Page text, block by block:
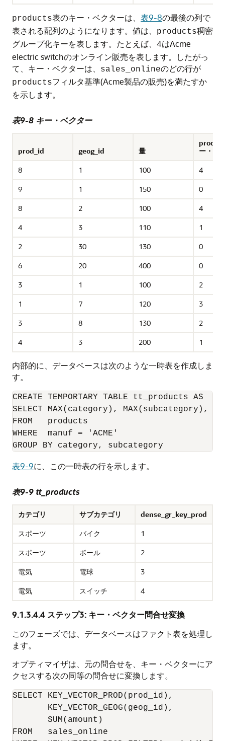
products表のキー・ベクターは、 表9-8の最後の列で
表される配列のようになります。値は、
products稠密
グループ化キーを表します。たとえば、 4はAcme
electric switchのオンライン販売を表します。したがっ
て、キー・ベクターは、
sales_onlineのどの行が
productsフィルタ基準(Acme製品の販売)を満たすか
を示します。
表9-8 キー・ベクター
prod_id geog_id 量
ー・ベ
8
1 100
4
9
1 150
0
8
2 100
4
4
3 110
1
2
30 130
0
6
20 400
0
3
1 100
2
1
7 120
3
3
8 130
2
4
3 200 1
内部的に、データベースは次のような一時表を作成しま
す。
CREATE TEMPORTARY TABLE tt_products AS
SELECT MAX(category), MAX(subcategory),
FROM   products
WHERE  manuf = 'ACME'
表9-9に、この一時表の行を示します。
表9-9 tt_products
カテゴリ サブカテゴリ
dense_gr_key_prod
スポーツ
バイク
1
スポーツ
ボール
2
電気
電球
3
電気
スイッチ 4
9.1.3.4.4 ステップ3: キー・ベクター問合せ変換
このフェーズでは、データベースはファクト表を処理し
ます。
オプティマイザは、元の問合せを、キー・ベクターにア
クセスする次の同等の問合せに変換します。
SELECT KEY_VECTOR_PROD(prod_id),
       KEY_VECTOR_GEOG(geog_id),
       SUM(amount)
FROM   sales_online